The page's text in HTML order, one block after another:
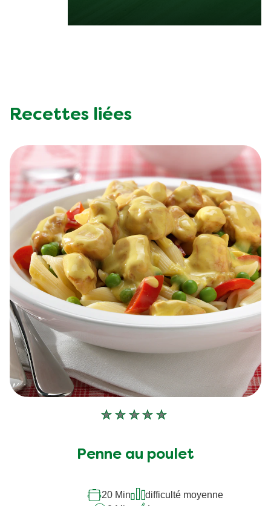
Recettes liées
Aucune
pour
Penne au poulet
20 Min
difficulté moyenne